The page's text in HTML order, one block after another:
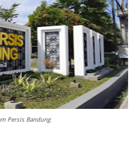
Persis Bandung